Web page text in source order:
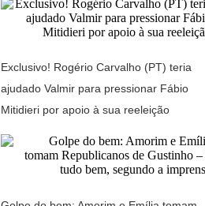
Exclusivo! Rogério Carvalho (PT) teria
ajudado Valmir para pressionar Fábio
Mitidieri por apoio à sua reeleição